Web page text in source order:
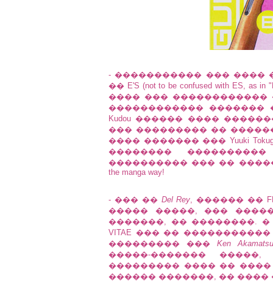
- ����������� ��� ����
�� E'S (not to be confused with ES, as
���� ��� ������������ ��
������������ �������
Kudou ������ ����
��� ��������� ��
���� ������� ��� Yuuki
��������
���������� ��� �� �������
the manga way!
- ��� �� Del Rey, ������ ��
����� �����, ���
�������, �� ��������. �
VITAE ��� ��
��������� ��� Ken Akamatsu
�����-�������
��������� ���� �� ����
������ �������, �� ����